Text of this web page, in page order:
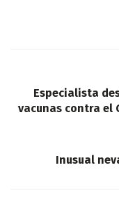
Especialista
vacunas contra el
Inusual